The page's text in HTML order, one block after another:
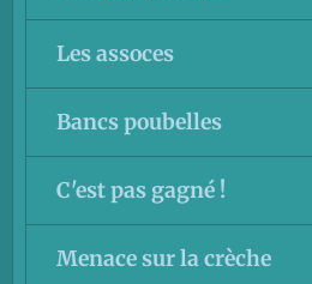
Les assoces
Bancs poubelles
C'est pas gagné !
Menace sur la crèche